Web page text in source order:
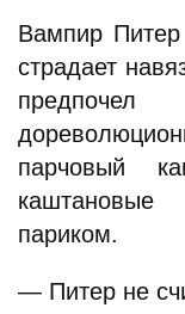
Вампир
страдает
парчовый
париком.
— Питер не